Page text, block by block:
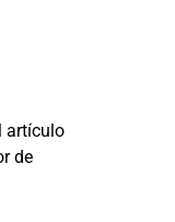
artículo
de